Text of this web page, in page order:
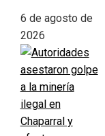
6 de agosto de
2026